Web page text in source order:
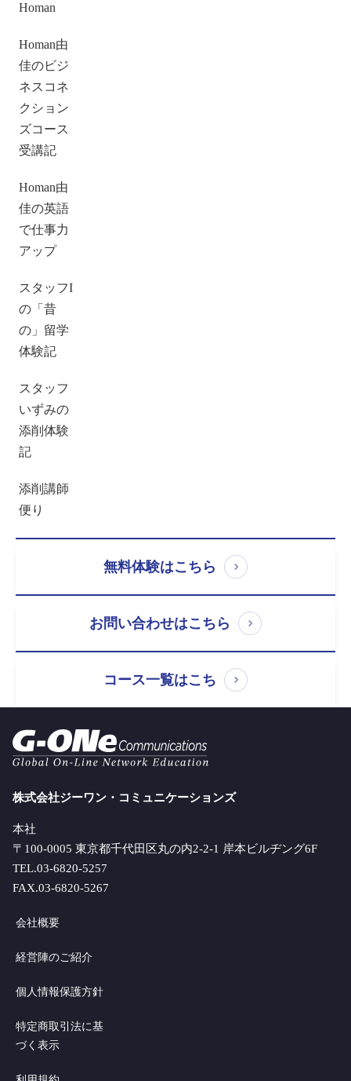
Homan
Homan由
佳のビジ
ネスコネ
クション
ズコース
受講記
Homan由
佳の英語
で仕事力
アップ
スタッフI
の「昔
の」留学
体験記
スタッフ
いずみの
添削体験
記
添削講師
便り
無料体験はこちら
お問い合わせはこちら
コース一覧はこち
株式会社ジーワン・コミュニケーションズ
本社
〒100-0005 東京都千代田区丸の内2-2-1 岸本ビルヂング6F
TEL.03-6820-5257
FAX.03-6820-5267
会社概要
経営陣のご紹介
個人情報保護方針
特定商取引法に基
づく表示